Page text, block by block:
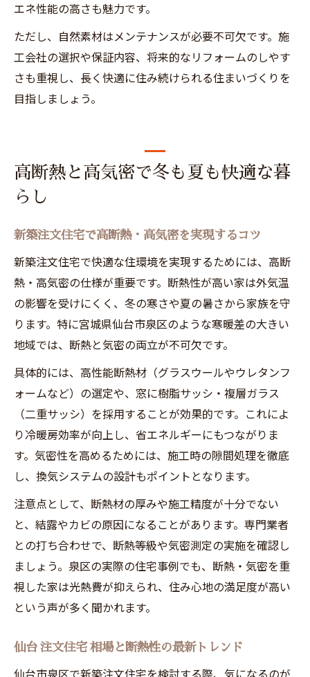
エネ性能の高さも魅力です。
ただし、自然素材はメンテナンスが必要不可欠です。施
工会社の選択や保証内容、将来的なリフォームのしやす
さも重視し、長く快適に住み続けられる住まいづくりを
目指しましょう。
高断熱と高気密で冬も夏も快適な暮
らし
新築注文住宅で高断熱・高気密を実現するコツ
新築注文住宅で快適な住環境を実現するためには、高断
熱・高気密の仕様が重要です。断熱性が高い家は外気温
の影響を受けにくく、冬の寒さや夏の暑さから家族を守
ります。特に宮城県仙台市泉区のような寒暖差の大きい
地域では、断熱と気密の両立が不可欠です。
具体的には、高性能断熱材（グラスウールやウレタンフ
ォームなど）の選定や、窓に樹脂サッシ・複層ガラス
（二重サッシ）を採用することが効果的です。これによ
り冷暖房効率が向上し、省エネルギーにもつながりま
す。気密性を高めるためには、施工時の隙間処理を徹底
し、換気システムの設計もポイントとなります。
注意点として、断熱材の厚みや施工精度が十分でない
と、結露やカビの原因になることがあります。専門業者
との打ち合わせで、断熱等級や気密測定の実施を確認し
ましょう。泉区の実際の住宅事例でも、断熱・気密を重
視した家は光熱費が抑えられ、住み心地の満足度が高い
という声が多く聞かれます。
仙台 注文住宅 相場と断熱性の最新トレンド